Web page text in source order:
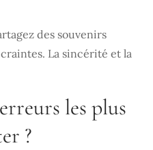
des souvenirs
La sincérité et la
les plus
?